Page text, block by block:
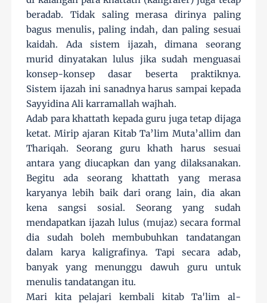
beradab. Tidak saling merasa dirinya paling
bagus menulis, paling indah, dan paling sesuai
kaidah. Ada sistem ijazah, dimana seorang
murid dinyatakan lulus jika sudah menguasai
konsep-konsep dasar beserta praktiknya.
Sistem ijazah ini sanadnya harus sampai kepada
Sayyidina Ali karramallah wajhah.
Adab para khattath kepada guru juga tetap dijaga
ketat. Mirip ajaran Kitab Ta’lim Muta’allim dan
Thariqah. Seorang guru khath harus sesuai
antara yang diucapkan dan yang dilaksanakan.
Begitu ada seorang khattath yang merasa
karyanya lebih baik dari orang lain, dia akan
kena sangsi sosial. Seorang yang sudah
mendapatkan ijazah lulus (mujaz) secara formal
dia sudah boleh membubuhkan tandatangan
dalam karya kaligrafinya. Tapi secara adab,
banyak yang menunggu dawuh guru untuk
menulis tandatangan itu.
Mari kita pelajari kembali kitab Ta'lim al-